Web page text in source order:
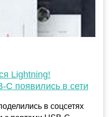
Lightning!
C появились в сети
в соцсетях